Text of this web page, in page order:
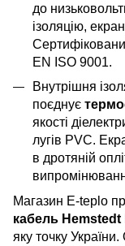
до
ізоляцію,
EN ISO 9001.
Внутрішня
поєднує
якості
лугів PVC.
в дротяній
Магазин E-teplo
кабель Hemstedt
яку точку